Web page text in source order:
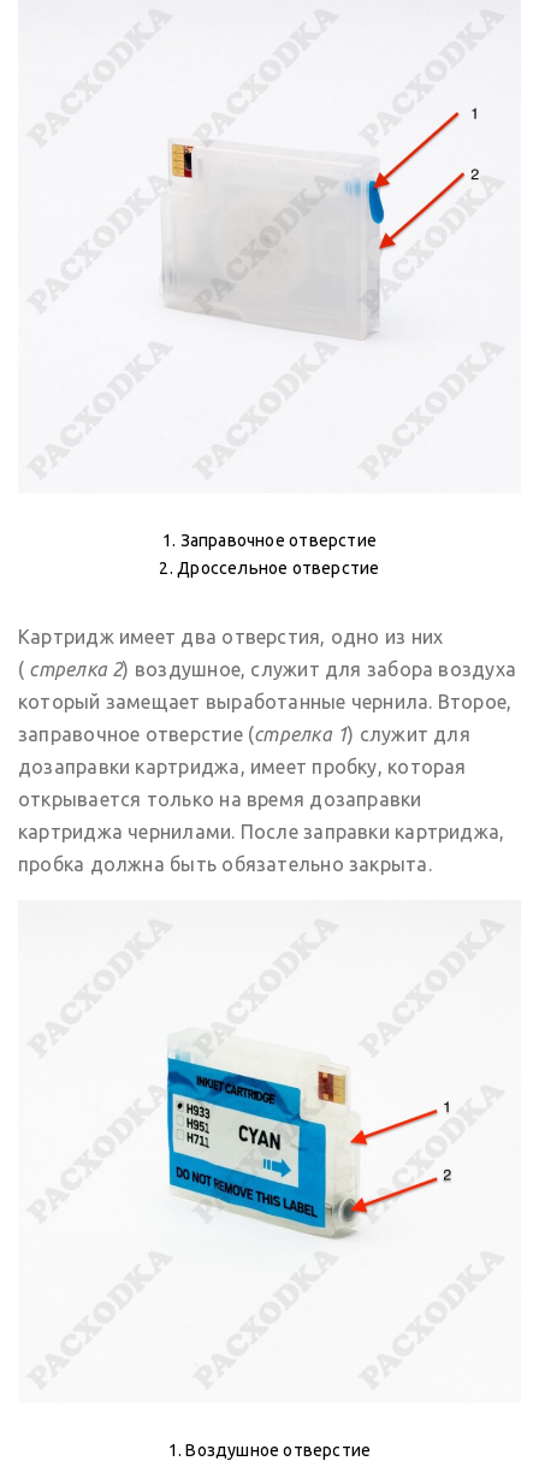
1. Заправочное отверстие
2. Дроссельное отверстие
Картридж имеет два отверстия, одно из них
( стрелка 2) воздушное, служит для забора воздуха
который замещает выработанные чернила. Второе,
заправочное отверстие (стрелка 1) служит для
дозаправки картриджа, имеет пробку, которая
открывается только на время дозаправки
картриджа чернилами. После заправки картриджа,
пробка должна быть обязательно закрыта.
1. Воздушное отверстие